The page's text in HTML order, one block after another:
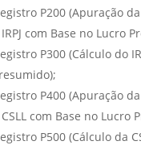
P200 (Apuração
com Base no Lucro
P300 (Cálculo do
P400 (Apuração
com Base no Lucro
P500 (Cálculo da